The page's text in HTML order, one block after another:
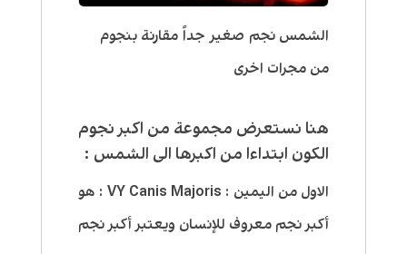
الشمس نجم صغير جداً مقارنة بنجوم
من مجرات اخرى
هنا نستعرض مجموعة من اكبر نجوم
الكون ابتداءا من اكبرها الى الشمس :
الاول من اليمين : VY Canis Majoris : هو
أكبر نجم معروف للإنسان ويعتبر أكبر نجم